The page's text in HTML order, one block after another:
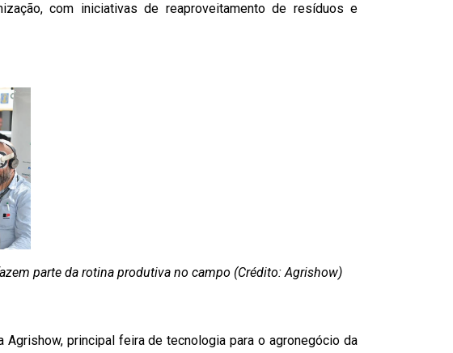
com iniciativas de reaproveitamento de resíduos e
parte da rotina produtiva no campo (Crédito: Agrishow)
principal feira de tecnologia para o agronegócio da